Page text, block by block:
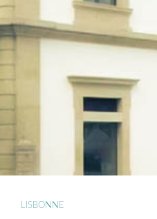
LISBONNE